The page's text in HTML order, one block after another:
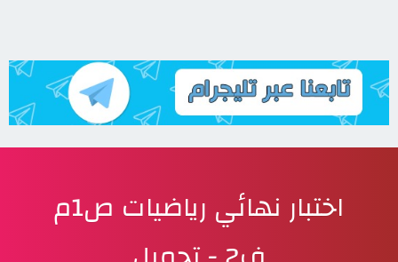
اختبار نهائي رياضيات ص1م